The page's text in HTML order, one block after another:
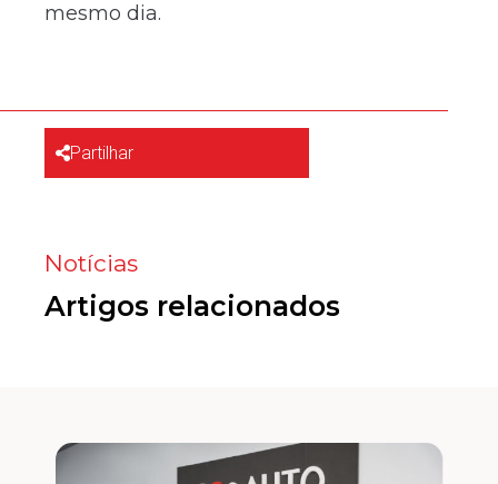
mesmo dia.
Partilhar
Notícias
Artigos relacionados